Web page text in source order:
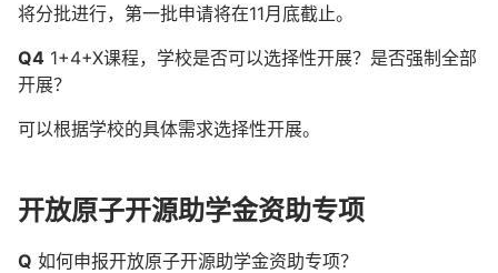
将分批进行，第一批申请将在11月底截止。
Q4 1+4+X课程，学校是否可以选择性开展？是否强制全部
开展？
可以根据学校的具体需求选择性开展。
开放原子开源助学金资助专项
Q 如何申报开放原子开源助学金资助专项？